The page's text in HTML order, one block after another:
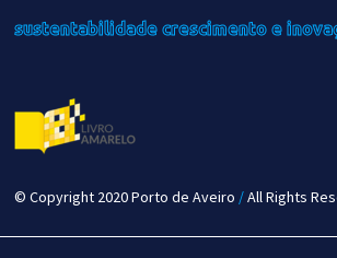
sustentabilidadecrescimentoe
© Copyright 2020 Porto de Aveiro /All Rights